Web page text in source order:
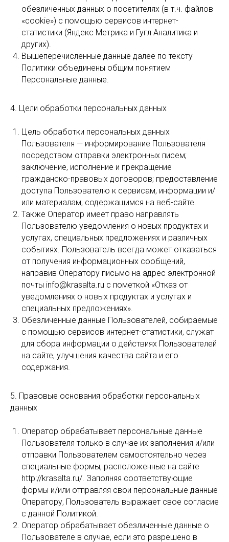
обезличенных данных о посетителях (в т.ч. файлов
«cookie») с помощью сервисов интернет-
статистики (Яндекс Метрика и Гугл Аналитика и
других).
Вышеперечисленные данные далее по тексту
Политики объединены общим понятием
Персональные данные.
4. Цели обработки персональных данных
Цель обработки персональных данных
Пользователя — информирование Пользователя
посредством отправки электронных писем;
заключение, исполнение и прекращение
гражданско-правовых договоров; предоставление
доступа Пользователю к сервисам, информации и/
или материалам, содержащимся на веб-сайте.
Также Оператор имеет право направлять
Пользователю уведомления о новых продуктах и
услугах, специальных предложениях и различных
событиях. Пользователь всегда может отказаться
от получения информационных сообщений,
направив Оператору письмо на адрес электронной
почты info@krasalta.ru с пометкой «Отказ от
уведомлениях о новых продуктах и услугах и
специальных предложениях».
Обезличенные данные Пользователей, собираемые
с помощью сервисов интернет-статистики, служат
для сбора информации о действиях Пользователей
на сайте, улучшения качества сайта и его
содержания.
5. Правовые основания обработки персональных
данных
Оператор обрабатывает персональные данные
Пользователя только в случае их заполнения и/или
отправки Пользователем самостоятельно через
специальные формы, расположенные на сайте
http://krasalta.ru/. Заполняя соответствующие
формы и/или отправляя свои персональные данные
Оператору, Пользователь выражает свое согласие
с данной Политикой.
Оператор обрабатывает обезличенные данные о
Пользователе в случае, если это разрешено в